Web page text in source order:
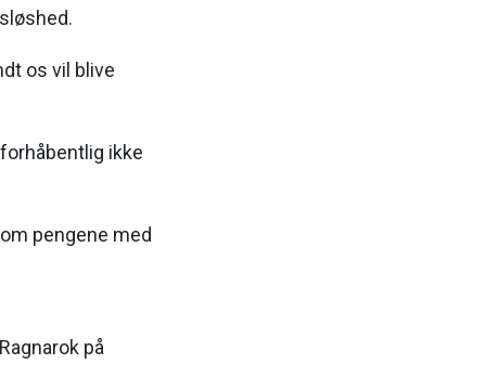
os vil blive
ikke
pengene med
på